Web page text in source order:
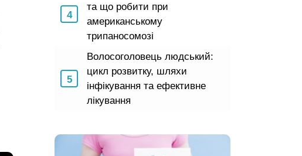
та що робити при
американському
трипаносомозі
Волосоголовець людський:
цикл розвитку, шляхи
інфікування та ефективне
лікування